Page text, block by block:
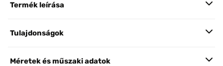
Termék leírása
Tulajdonságok
Méretek és műszaki adatok